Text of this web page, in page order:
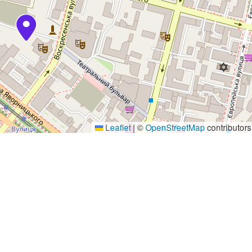
Leaflet| ©OpenStreetMapcontributors